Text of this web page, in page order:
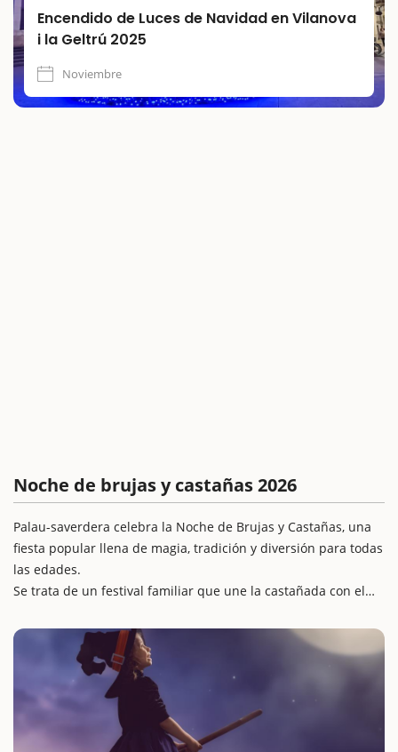
Encendido de Luces de Navidad en Vilanova
i la Geltrú 2025
Noviembre
Noche de brujas y castañas 2026
Palau-saverdera celebra la Noche de Brujas y Castañas, una
fiesta popular llena de magia, tradición y diversión para todas
las edades.
Se trata de un festival familiar que une la castañada con el
en el que las familias pueden disfrutar de actividades
infantiles, talleres creativos y espectáculos.
Las castañas, auténticas protagonistas de otoño, se sirven
tostadas en medio de una atmósfera festiva con disfraces,
música y decoraciones encantadoras. Una excelente
oportunidad para realizar una escapada con niños y vivir en